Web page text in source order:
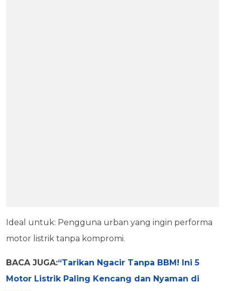
Ideal untuk: Pengguna urban yang ingin performa
motor listrik tanpa kompromi.
BACA JUGA:“Tarikan Ngacir Tanpa BBM! Ini 5
Motor Listrik Paling Kencang dan Nyaman di